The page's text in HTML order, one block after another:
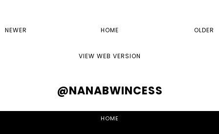
NEWER OLDER
HOME
VIEW WEB VERSION
@NANABWINCESS
HOME